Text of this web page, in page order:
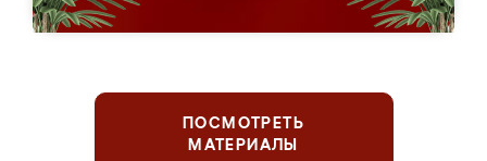
ПОСМОТРЕТЬ
МАТЕРИАЛЫ